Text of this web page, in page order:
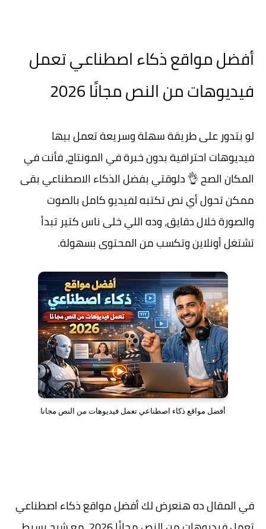
أفضل مواقع ذكاء اصطناعي تعمل
فيديوهات من النص مجانًا 2026
لو بتدور على طريقة سهلة وسريعة تعمل بيها
فيديوهات احترافية بدون خبرة في المونتاج، فأنت في
المكان الصح 👌 دلوقتي بفضلالذكاء الاصطناعيبقى
ممكن تحول أي نص تكتبه لفيديو كامل بالصوت
والصورة خلال دقايق، وده اللي خلى ناس كتير تبدأ
تشتغل أونلاين وتكسب من المحتوى بسهولة.
أفضل مواقع ذكاء اصطناعي تعمل فيديوهات من النص مجانا
في المقال ده هنعرض لكأفضل مواقع ذكاء اصطناعي